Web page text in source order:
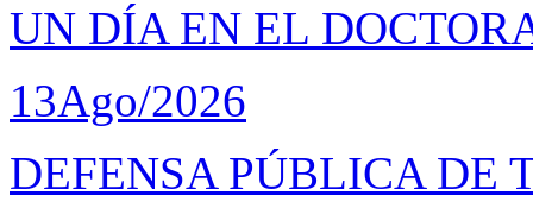
UN DÍA EN EL
13Ago/2026
DEFENSA PÚBLICA DE